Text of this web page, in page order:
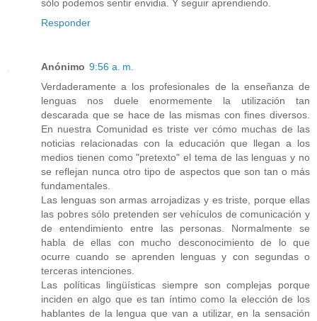
sólo podemos sentir envidia. Y seguir aprendiendo.
Responder
Anónimo 9:56 a. m.
Verdaderamente a los profesionales de la enseñanza de
lenguas nos duele enormemente la utilización tan
descarada que se hace de las mismas con fines diversos.
En nuestra Comunidad es triste ver cómo muchas de las
noticias relacionadas con la educación que llegan a los
medios tienen como "pretexto" el tema de las lenguas y no
se reflejan nunca otro tipo de aspectos que son tan o más
fundamentales.
Las lenguas son armas arrojadizas y es triste, porque ellas
las pobres sólo pretenden ser vehículos de comunicación y
de entendimiento entre las personas. Normalmente se
habla de ellas con mucho desconocimiento de lo que
ocurre cuando se aprenden lenguas y con segundas o
terceras intenciones.
Las políticas lingüísticas siempre son complejas porque
inciden en algo que es tan íntimo como la elección de los
hablantes de la lengua que van a utilizar, en la sensación